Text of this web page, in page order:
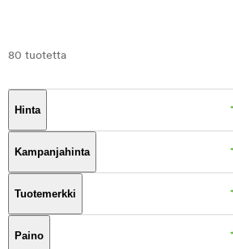
80 tuotetta
Hinta
Kampanjahinta
Tuotemerkki
Paino